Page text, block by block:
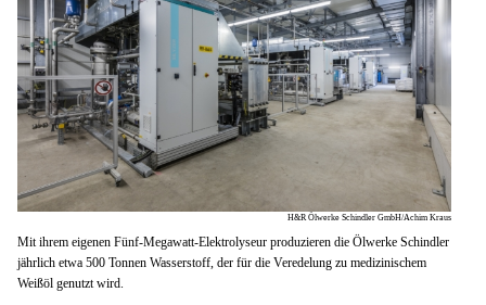
H&R Ölwerke Schindler GmbH/Achim Kraus
Mit ihrem eigenen Fünf-Megawatt-Elektrolyseur produzieren die Ölwerke Schindler
jährlich etwa 500 Tonnen Wasserstoff, der für die Veredelung zu medizinischem
Weißöl genutzt wird.